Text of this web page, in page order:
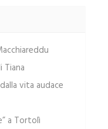
Tiana
vita audace
a Tortolì